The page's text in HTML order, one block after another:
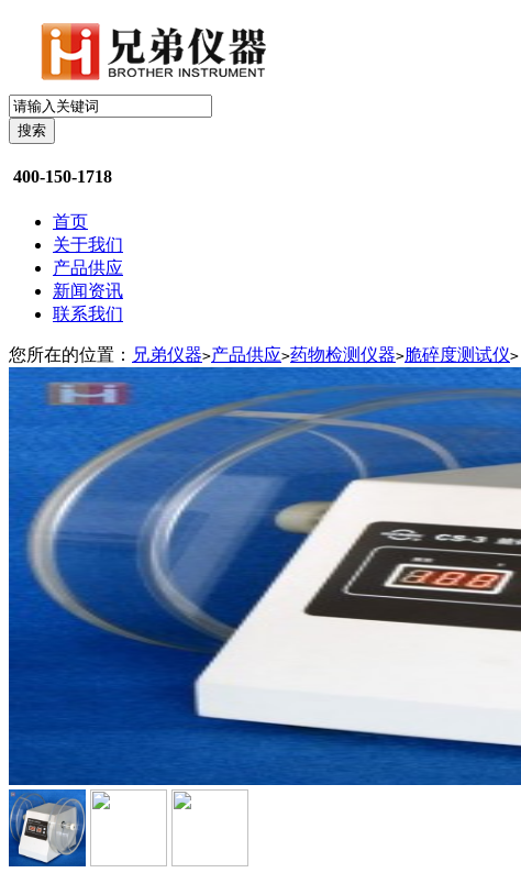
搜索
400-150-1718
首页
关于我们
产品供应
新闻资讯
联系我们
您所在的位置： 兄弟仪器>产品供应>药物检测仪器>脆碎度测试仪>